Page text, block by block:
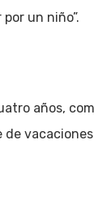
un niño”.
años,
de